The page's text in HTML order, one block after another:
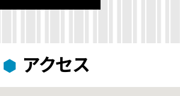
アクセス